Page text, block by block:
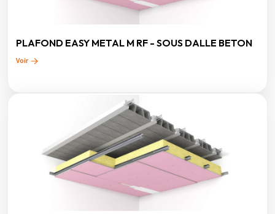
PLAFOND EASY METAL M RF - SOUS DALLE BETON
Voir